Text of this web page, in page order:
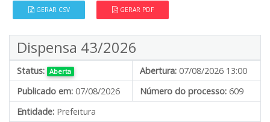
GERAR CSV GERAR PDF
Dispensa 43/2026
Status: Aberta Abertura: 07/08/2026 13:00
Publicado em: 07/08/2026 Número do processo: 609
Entidade: Prefeitura